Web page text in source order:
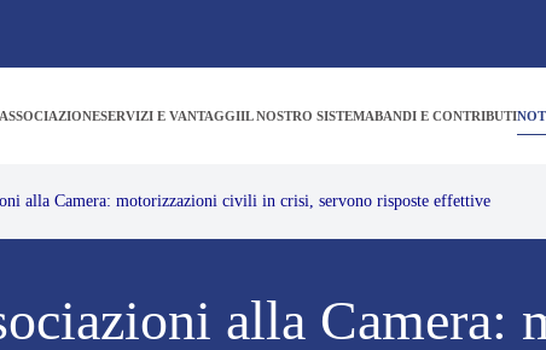
SERVIZI E VANTAGGIIL NOSTRO SISTEMABANDI E CONTRIBUTI
alla Camera: motorizzazioni civili in crisi, servono risposte effettive
alla